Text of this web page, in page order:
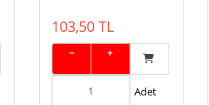
103,50 TL
− +
Adet